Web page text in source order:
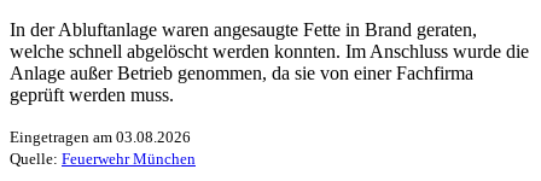
In der Abluftanlage waren angesaugte Fette in Brand geraten,
welche schnell abgelöscht werden konnten. Im Anschluss wurde die
Anlage außer Betrieb genommen, da sie von einer Fachfirma
geprüft werden muss.
Eingetragen am 03.08.2026
Quelle: Feuerwehr München